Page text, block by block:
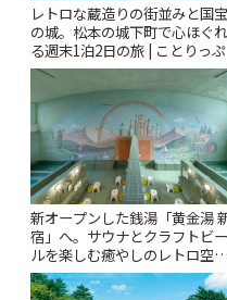
レトロな蔵造りの街並みと国宝
の城。松本の城下町で心ほぐれ
る週末1泊2日の旅 | ことりっぷ
新オープンした銭湯「黄金湯
宿」へ。サウナとクラフトビー
ルを楽しむ癒やしのレトロ空間
| ことりっぷ